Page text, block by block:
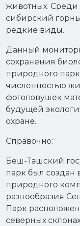
животных. Среди
сибирский
редкие виды.
Данный
сохранения
природного
численностью
фотоловушек
будущей
охране.
Справочно:
Беш-Ташский
парк был создан
природного
разнообразия
Парк
северных